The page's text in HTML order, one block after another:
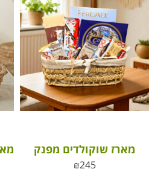
מארז שוקולדים מפנק
₪245